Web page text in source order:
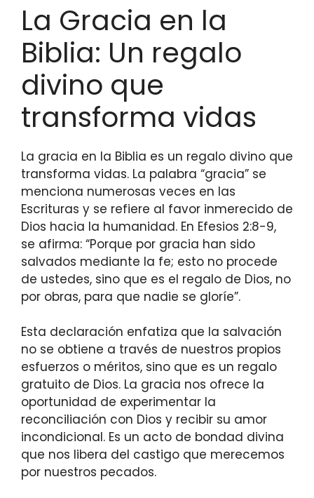
La Gracia en la
Biblia: Un regalo
divino que
transforma vidas
La gracia en la Biblia es un regalo divino que
transforma vidas. La palabra “gracia” se
menciona numerosas veces en las
Escrituras y se refiere al favor inmerecido de
Dios hacia la humanidad. En Efesios 2:8-9,
se afirma: “Porque por gracia han sido
salvados mediante la fe; esto no procede
de ustedes, sino que es el regalo de Dios, no
por obras, para que nadie se gloríe”.
Esta declaración enfatiza que la salvación
no se obtiene a través de nuestros propios
esfuerzos o méritos, sino que es un regalo
gratuito de Dios. La gracia nos ofrece la
oportunidad de experimentar la
reconciliación con Dios y recibir su amor
incondicional. Es un acto de bondad divina
que nos libera del castigo que merecemos
por nuestros pecados.